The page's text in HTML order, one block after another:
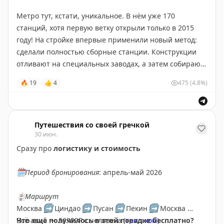
Метро тут, кстати, уникальное. В нём уже 170
станций, хотя первую ветку открыли только в 2015
году! На стройке впервые применили новый метод:
сделали полностью сборные станции. Конструкции
отливают на специальных заводах, а затем собирают
интересного про метро Циндао:
несколько линий идут под водой. Поэтому тут
самый глубокий и самый длинный в мире подводные
тоннели — 8 км длиной и 88 метров глубиной! Ребята,
🤩Линия 6 полностью автоматическая. Ей управляет
контролирует движение поездов без участия
машинистов.
🤩в вагонах две степени кондиционирования — low
🔥 19 👍 4 475 (4.8%)
Путешествия со своей гречкой
30 июн.
Сразу про логистику и стоимость
🗓Период бронирования: апрель-май 2026
🪧Маршрут
Москва ➡️Циндао ➡️Пусан ➡️Пекин ➡️Москва
Всё авиа —56382₽с человека (трип.ком)
Что ещё получилось в этой поездке бесплатно?